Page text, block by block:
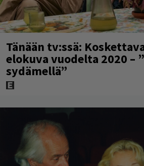
Tänään tv:ssä:
elokuva vuodelta 2020 –
sydämellä”